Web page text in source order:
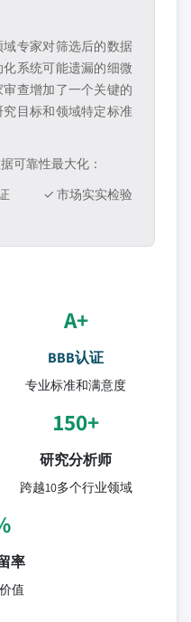
专家对筛选后的数据
系统可能遗漏的细微
查增加了一个关键的
目标和领域特定标准
可靠性最大化：
✓ 市场实实检验
A+
BBB认证
专业标准和满意度
150+
研究分析师
跨越10多个行业领域
率
值